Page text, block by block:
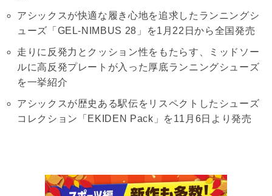
アシックスが快適な履き心地を追求したランニングシ
ューズ「GEL-NIMBUS 28」を1月22日から全国発売
走りに反発力とクッション性をもたらす、ミッドソー
ルに高反発プレートが入った厚底ランニングシューズ
を一挙紹介
アシックスが歴史ある駅伝をリスペクトしたシューズ
コレクション「EKIDEN Pack」を11月6日より発売